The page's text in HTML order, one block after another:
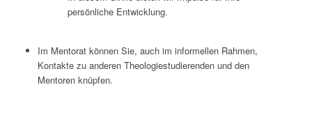
persönliche Entwicklung.
Im Mentorat können Sie, auch im informellen Rahmen,
Kontakte zu anderen Theologiestudierenden und den
Mentoren knüpfen.